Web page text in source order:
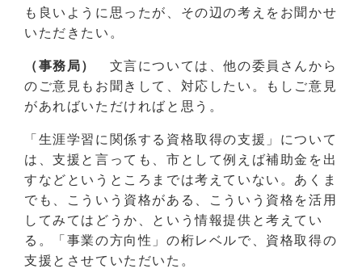
も良いように思ったが、その辺の考えをお聞かせ
いただきたい。
（事務局）
文言については、他の委員さんから
のご意見もお聞きして、対応したい。もしご意見
があればいただければと思う。
「生涯学習に関係する資格取得の支援」について
は、支援と言っても、市として例えば補助金を出
すなどというところまでは考えていない。あくま
でも、こういう資格がある、こういう資格を活用
してみてはどうか、という情報提供と考えてい
る。「事業の方向性」の桁レベルで、資格取得の
支援とさせていただいた。